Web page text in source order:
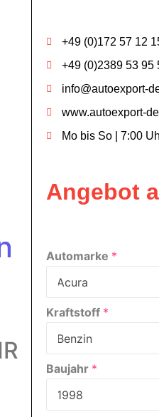
+49 (0)172 57 12
+49 (0)2389 53 95
info@autoexport-
www.autoexport-
Mo bis So | 7:00
Angebot
Automarke *
Kraftstoff *
Baujahr *